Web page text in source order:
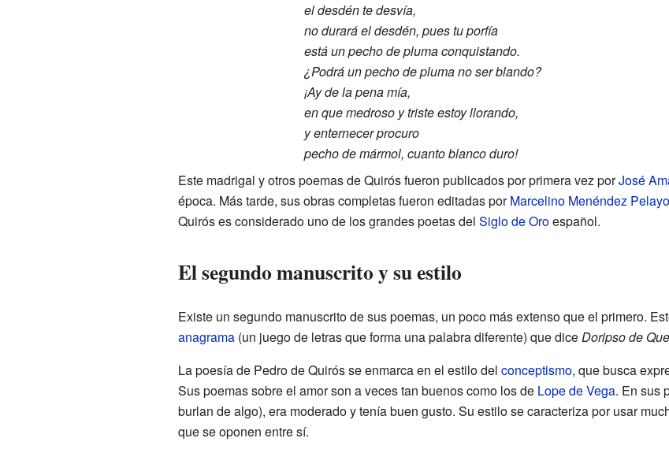
el desdén te desvía,
no durará el desdén, pues tu porfía
está un pecho de pluma conquistando.
¿Podrá un pecho de pluma no ser blando?
¡Ay de la pena mía,
en que medroso y triste estoy llorando,
y enternecer procuro
pecho de mármol, cuanto blanco duro!
Este madrigal y otros poemas de Quirós fueron publicados por primera vez porJosé
época. Más tarde, sus obras completas fueron editadas porMarcelino Menéndez Pelayo
Quirós es considerado uno de los grandes poetas del Siglo de Oroespañol.
El segundo manuscrito y su estilo
Existe un segundo manuscrito de sus poemas, un poco más extenso que el primero.
anagrama(un juego de letras que forma una palabra diferente) que diceDoripso de
La poesía de Pedro de Quirós se enmarca en el estilo del conceptismo, que busca
Sus poemas sobre el amor son a veces tan buenos como los de Lope de Vega. En sus
burlan de algo), era moderado y tenía buen gusto. Su estilo se caracteriza por usar
que se oponen entre sí.